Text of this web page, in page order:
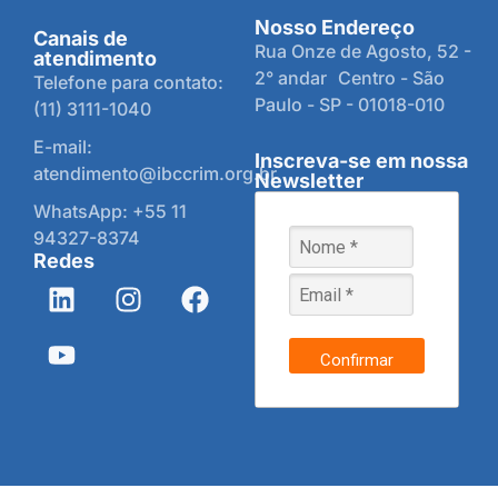
Canais de
atendimento
Telefone para contato:
(11) 3111-1040
E-mail:
atendimento@ibccrim.org.br
WhatsApp: +55 11
94327-8374
Redes
Nosso Endereço
Rua Onze de Agosto, 52 -
2° andar Centro - São
Paulo - SP - 01018-010
Inscreva-se em nossa
Newsletter
Confirmar